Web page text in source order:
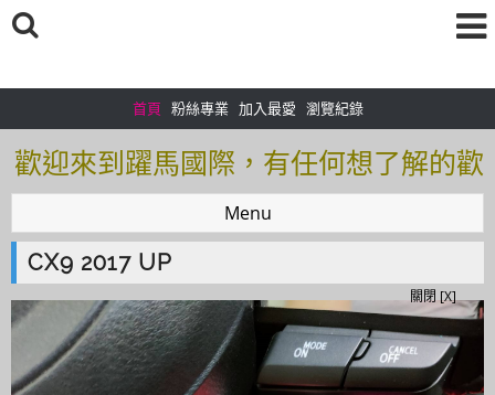
首頁 粉絲專業 加入最愛 瀏覽紀錄
歡迎來到躍馬國際，有任何想了解的歡
迎加入＠官方帳號：＠tof5459i 聯繫電
話0925166083
歡迎來到躍馬國際，有任何想了解的歡
迎加入＠官方帳號：＠tof5459i 聯繫電
話0925166083
Menu
CX9 2017 UP
關閉 [X]